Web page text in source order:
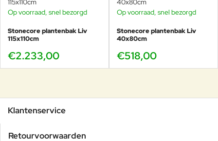
Op voorraad, snel bezorgd
Stonecore plantenbak Liv
115x110cm
€2.233,00
Op voorraad, snel bezorgd
Stonecore plantenbak Liv
40x80cm
€518,00
Klantenservice
Retourvoorwaarden